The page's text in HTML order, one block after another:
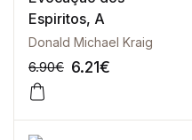
Espiritos, A
Donald Michael Kraig
6.90€ 6.21€